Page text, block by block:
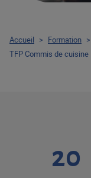
20
Accueil > Formation >
TFP Commis de cuisine